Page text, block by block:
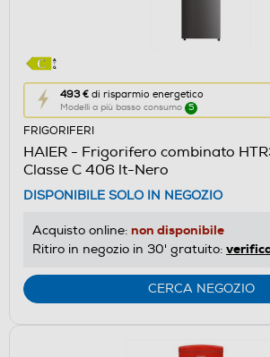
493 € di risparmio energetico
Modelli a più basso consumo 5
Questa
azione
aprirà
il
Calcolatore
di
risparmio
energetico
Youreko.
FRIGORIFERI
HAIER - Frigorifero combinato
Classe C 406 lt-Nero
DISPONIBILE SOLO IN NEGOZIO
Acquisto online: non disponibile
Ritiro in negozio in 30' gratuito:
CERCA NEGOZIO